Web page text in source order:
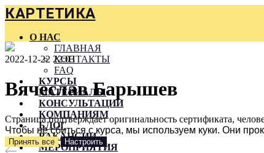
КАРТЕТИКА
О НАС
ГЛАВНАЯ
КОНТАКТЫ
FAQ
КУРСЫ
МАТЕРИАЛЫ
КОНСУЛЬТАЦИИ
КОМПАНИЯМ
БЛОГ
ВАКАНСИИ
МЕРОПРИЯТИЯ
2022-12-22 22:03
Вячеслав Барышев
Страница подтверждает оригинальность сертификата,
Чтобы не сбиться с курса, мы используем куки. Они
Принять все Настроить